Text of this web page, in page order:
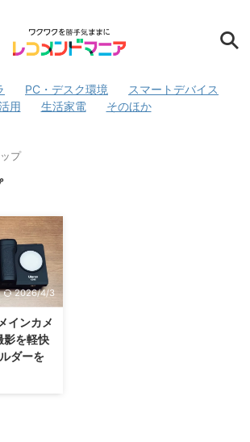
PC・デスク環境
スマートデバイス
用
生活家電 そのほか
プ
2026/4/3
インカメ
影を軽快
ダーを